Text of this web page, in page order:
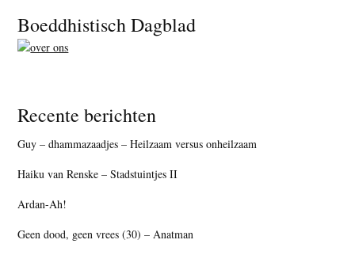
Footer
Boeddhistisch Dagblad
Recente berichten
Guy – dhammazaadjes – Heilzaam versus onheilzaam
Haiku van Renske – Stadstuintjes II
Ardan-Ah!
Geen dood, geen vrees (30) – Anatman